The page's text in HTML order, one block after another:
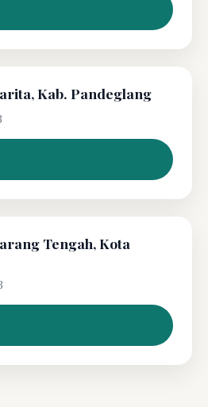
Kab. Pandeglang
Tengah, Kota